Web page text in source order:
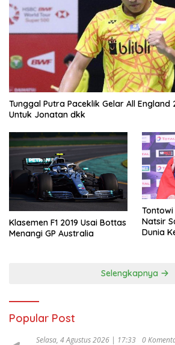
Tunggal Putra Paceklik Gelar All England
Untuk Jonatan dkk
Klasemen F1 2019 Usai Bottas
Menangi GP Australia
Natsir
Dunia
Selengkapnya
Popular Post
Selasa, 4 Agustus 2026 | 17:33 0